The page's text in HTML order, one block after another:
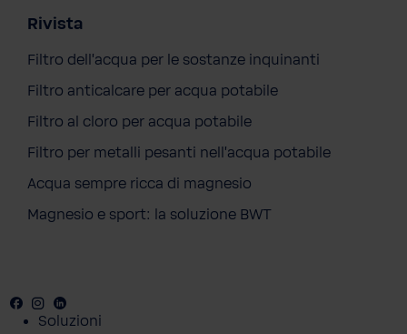
Rivista
Filtro dell'acqua per le sostanze inquinanti
Filtro anticalcare per acqua potabile
Filtro al cloro per acqua potabile
Filtro per metalli pesanti nell'acqua potabile
Acqua sempre ricca di magnesio
Magnesio e sport: la soluzione BWT
FacebookInstagram
Soluzioni